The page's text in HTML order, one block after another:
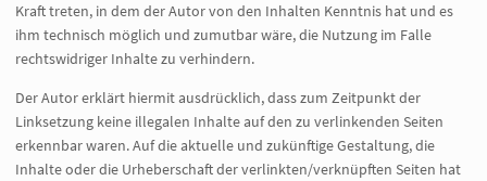
Kraft treten, in dem der Autor von den Inhalten Kenntnis hat und es
ihm technisch möglich und zumutbar wäre, die Nutzung im Falle
rechtswidriger Inhalte zu verhindern.
Der Autor erklärt hiermit ausdrücklich, dass zum Zeitpunkt der
Linksetzung keine illegalen Inhalte auf den zu verlinkenden Seiten
erkennbar waren. Auf die aktuelle und zukünftige Gestaltung, die
Inhalte oder die Urheberschaft der verlinkten/verknüpften Seiten hat